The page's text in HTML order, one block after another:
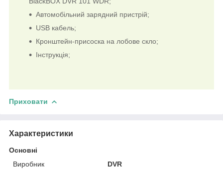
Автомобільний зарядний пристрій;
USB кабель;
Кронштейн-присоска на лобове скло;
Інструкція;
Приховати
Характеристики
Основні
Виробник
DVR